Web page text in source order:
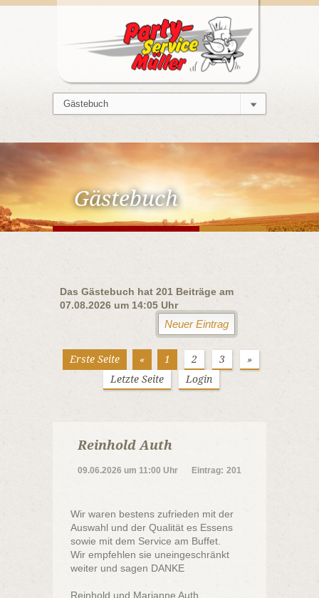
Gästebuch
Das Gästebuch hat 201 Beiträge am
07.08.2026 um 14:05 Uhr
Erste Seite « 1 2 3
»
Letzte Seite
Login
Reinhold Auth
09.06.2026 um 11:00 Uhr Eintrag: 201
Wir waren bestens zufrieden mit der
Auswahl und der Qualität es Essens
sowie mit dem Service am Buffet.
Wir empfehlen sie uneingeschränkt
weiter und sagen DANKE
Reinhold und Marianne Auth